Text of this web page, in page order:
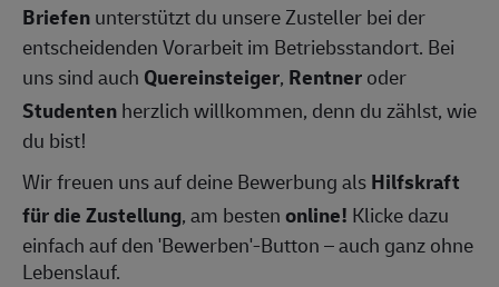
Briefenunterstützt du unsere Zusteller bei der
entscheidenden Vorarbeit im Betriebsstandort. Bei
uns sind auch Quereinsteiger, Rentneroder
Studentenherzlich willkommen, denn du zählst, wie
du bist!
Wir freuen uns auf deine Bewerbung alsHilfskraft
für die Zustellung, am bestenonline! Klicke dazu
einfach auf den 'Bewerben'-Button – auch ganz ohne
Lebenslauf.